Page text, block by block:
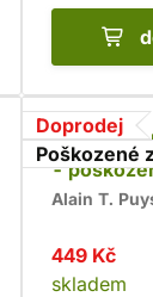
Doprodej
Poškozené
Zaklínač -
-
Alain T.
449 Kč
skladem